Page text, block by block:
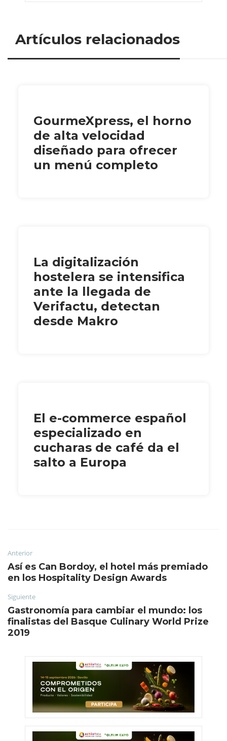
Artículos relacionados
GourmeXpress, el horno
de alta velocidad
diseñado para ofrecer
un menú completo
La digitalización
hostelera se intensifica
ante la llegada de
Verifactu, detectan
desde Makro
El e-commerce español
especializado en
cucharas de café da el
salto a Europa
Anterior
Así es Can Bordoy, el hotel más premiado
en los Hospitality Design Awards
Siguiente
Gastronomía para cambiar el mundo: los
finalistas del Basque Culinary World Prize
2019